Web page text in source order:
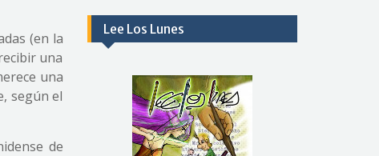
(en la
una
una
según el
de
Lee Los Lunes